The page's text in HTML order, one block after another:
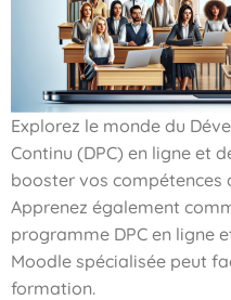
Explorez le monde du
Continu (DPC) en ligne et
booster vos compétences
Apprenez également
programme DPC en ligne
Moodle spécialisée peut
formation.